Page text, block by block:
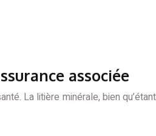
associée
La litière minérale, bien